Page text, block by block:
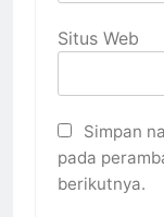
Situs Web
Simpan
pada
berikutnya.